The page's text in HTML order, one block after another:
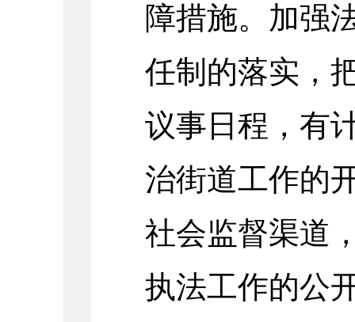
障措施。加强
任制的落实，
议事日程，有
治街道工作的
社会监督渠道
执法工作的公